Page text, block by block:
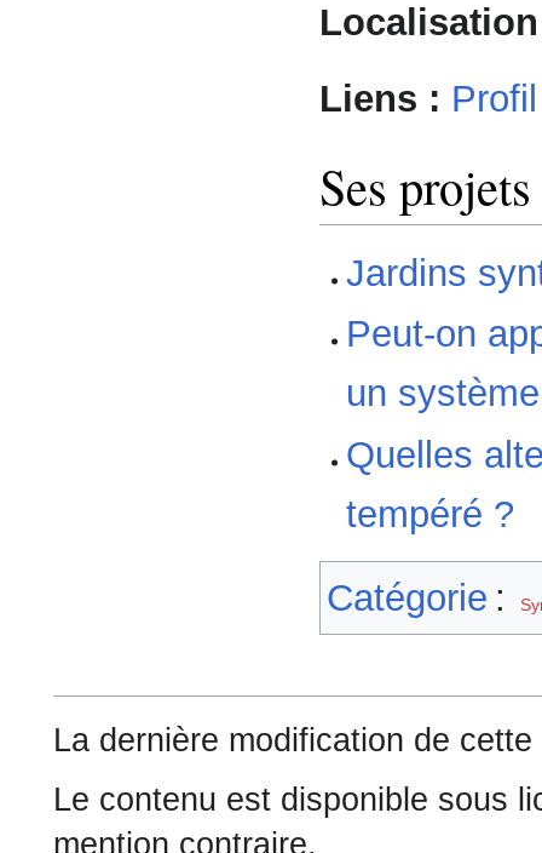
Liens :
Ses projets
Jardins
Peut-on
un
Quelles
tempéré ?
Catégorie :
La dernière modification de
Le contenu est disponible sous
mention contraire.